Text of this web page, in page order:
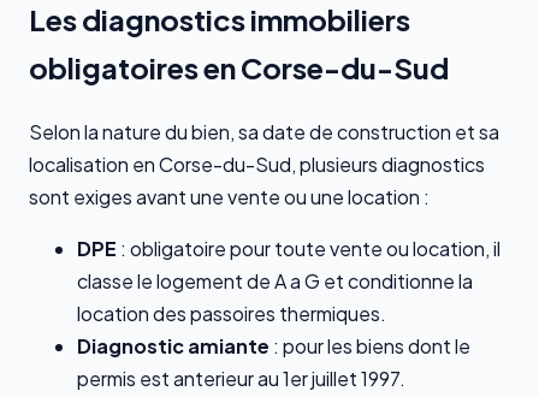
Les diagnostics immobiliers
obligatoires en Corse-du-Sud
Selon la nature du bien, sa date de construction et sa
localisation en Corse-du-Sud, plusieurs diagnostics
sont exiges avant une vente ou une location :
DPE : obligatoire pour toute vente ou location, il
classe le logement de A a G et conditionne la
location des passoires thermiques.
Diagnostic amiante : pour les biens dont le
permis est anterieur au 1er juillet 1997.